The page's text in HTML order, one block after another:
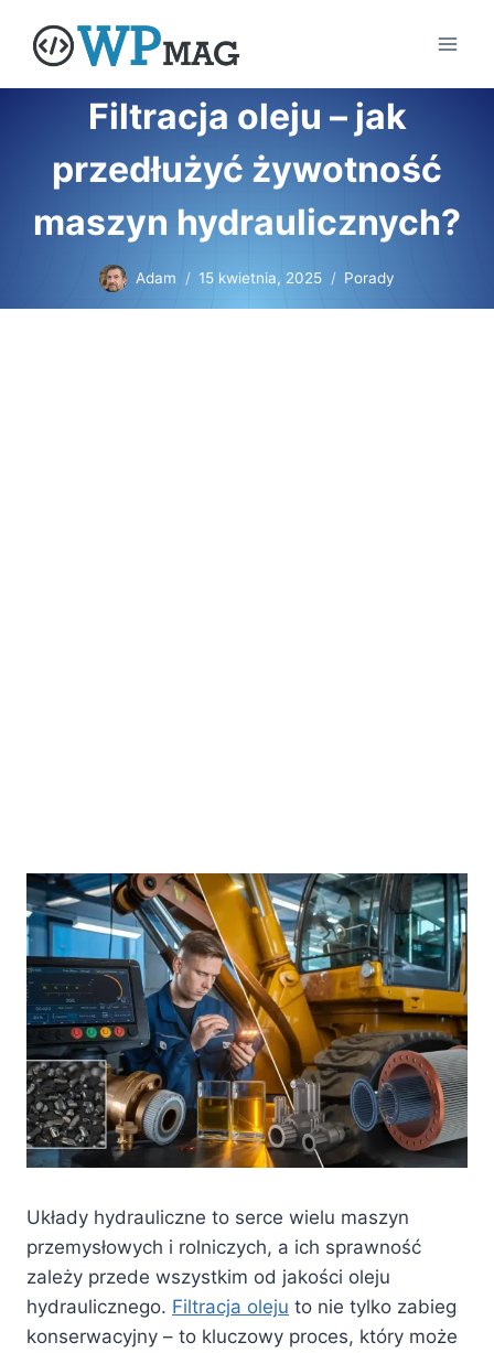
Filtracja oleju – jak
przedłużyć żywotność
maszyn hydraulicznych?
Adam 15 kwietnia, 2025 Porady
Układy hydrauliczne to serce wielu maszyn
przemysłowych i rolniczych, a ich sprawność
zależy przede wszystkim od jakości oleju
hydraulicznego. Filtracja oleju to nie tylko zabieg
konserwacyjny – to kluczowy proces, który może